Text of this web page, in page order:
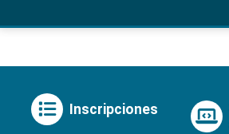
Inscripciones